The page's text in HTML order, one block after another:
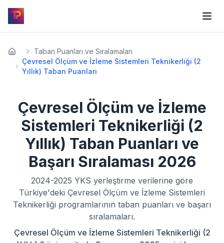
Taban Puanları ve Sıralamaları
Çevresel Ölçüm ve İzleme Sistemleri Teknikerliği (2
Yıllık) Taban Puanları
Çevresel Ölçüm ve İzleme
Sistemleri Teknikerliği (2
Yıllık) Taban Puanları ve
Başarı Sıralaması 2026
2024-2025 YKS yerleştirme verilerine göre
Türkiye'deki Çevresel Ölçüm ve İzleme Sistemleri
Teknikerliği programlarının taban puanları ve başarı
sıralamaları.
Çevresel Ölçüm ve İzleme Sistemleri Teknikerliği (2